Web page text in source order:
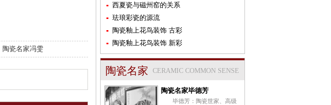
陶瓷名家冯雯
西夏瓷与磁州窑的关系
珐琅彩瓷的源流
陶瓷釉上花鸟装饰 古彩
陶瓷釉上花鸟装饰 新彩
陶瓷名家 CERAMIC COMMON SENSE
陶瓷名家毕德芳
毕德芳：陶瓷世家、高级